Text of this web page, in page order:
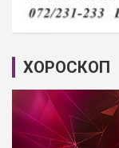
ХОРОСКОП